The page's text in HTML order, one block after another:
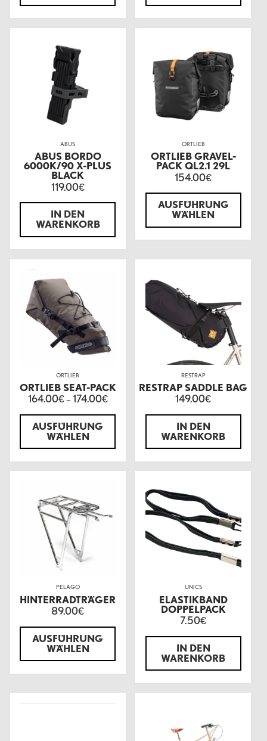
ABUS
ABUS BORDO
6000K/90 X-PLUS
BLACK
119.00€
IN DEN
WARENKORB
ORTLIEB
ORTLIEB GRAVEL-
PACK QL2.1 29L
154.00€
AUSFÜHRUNG
WÄHLEN
ORTLIEB
ORTLIEB SEAT-PACK
164.00€– 174.00€
AUSFÜHRUNG
WÄHLEN
RESTRAP
RESTRAP SADDLE BAG
149.00€
IN DEN
WARENKORB
PELAGO
HINTERRADTRÄGER
89.00€
AUSFÜHRUNG
WÄHLEN
UNICS
ELASTIKBAND
DOPPELPACK
7.50€
IN DEN
WARENKORB